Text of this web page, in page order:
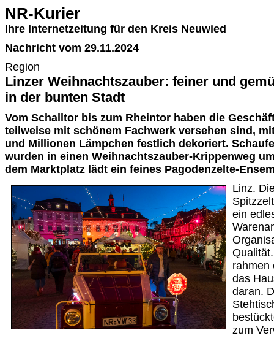
NR-Kurier
Ihre Internetzeitung für den Kreis Neuwied
Nachricht vom 29.11.2024
Region
Linzer Weihnachtszauber: feiner und
in der bunten Stadt
Vom Schalltor bis zum Rheintor haben die
teilweise mit schönem Fachwerk versehen sind,
und Millionen Lämpchen festlich dekoriert.
wurden in einen Weihnachtszauber-Krippenweg
dem Marktplatz lädt ein feines Pagodenzelte-
Linz.
ein
rahmen
das
daran.
zum